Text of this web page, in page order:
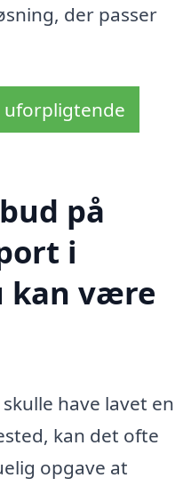
der passer
uforpligtende
på
i
kan være
have lavet en
kan det ofte
opgave at